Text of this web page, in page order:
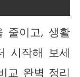
줄이고, 생활
시작해 보세
교 완벽 정리